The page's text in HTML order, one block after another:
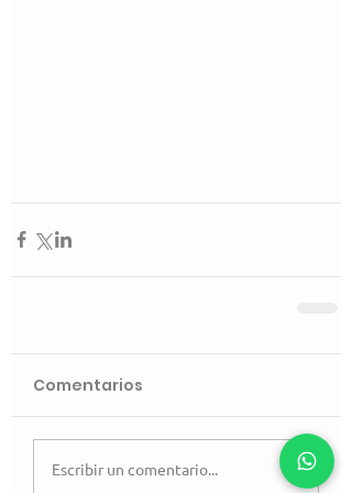
Comentarios
Escribir un comentario...